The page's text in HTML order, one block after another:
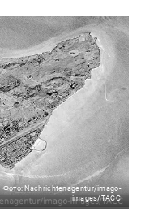
Фото: Nachrichtenagentur/imago-
images/ТАСС